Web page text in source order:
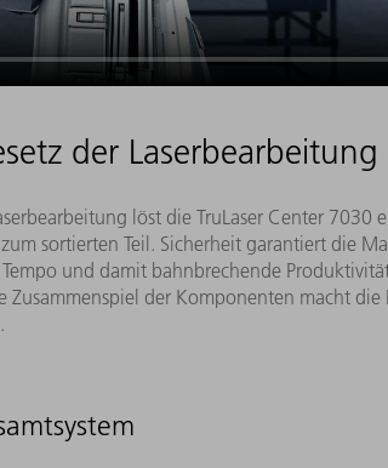
der
löst die TruLaser Center 7030
sortierten Teil. Sicherheit garantiert die
und damit bahnbre­chende
der Komponenten macht